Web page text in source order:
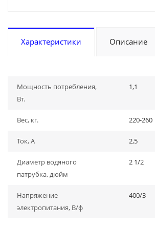
Характеристики Описание
Мощность потребления,
Вт.
1,1
Вес, кг. 220-260
Ток, А 2,5
Диаметр водяного
патрубка, дюйм
2 1/2
Напряжение
электропитания, В/ф
400/3